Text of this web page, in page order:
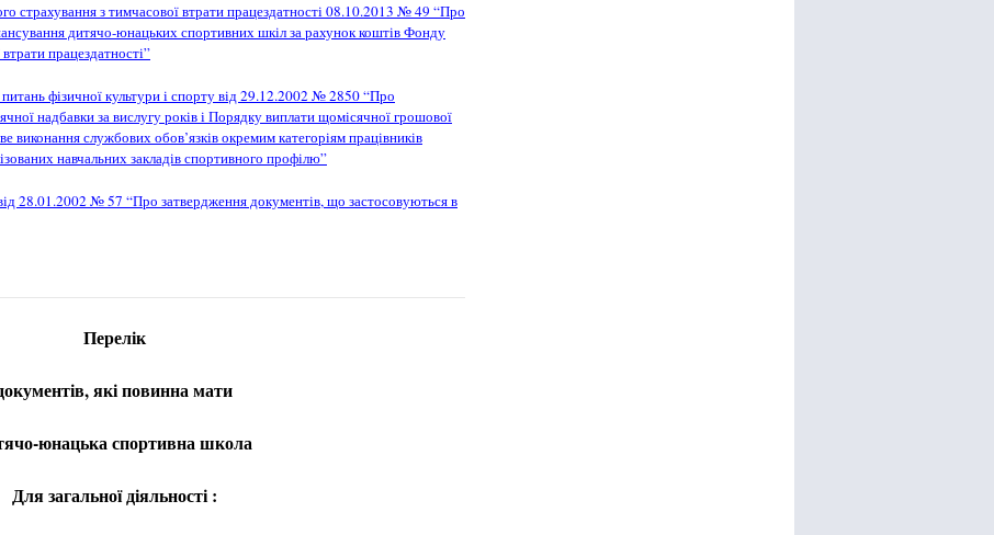
страхування з тимчасової втрати працездатності 08.10.2013 № 49 “Про
дитячо-юнацьких спортивних шкіл за рахунок коштів Фонду
працездатності”
фізичної культури і спорту від 29.12.2002 № 2850 “Про
надбавки за вислугу років і Порядку виплати щомісячної грошової
виконання службових обов’язків окремим категоріям працівників
навчальних закладів спортивного профілю”
28.01.2002 № 57 “Про затвердження документів, що застосовуються в
Перелік
які повинна мати
юнацька спортивна школа
Для загальної діяльності :